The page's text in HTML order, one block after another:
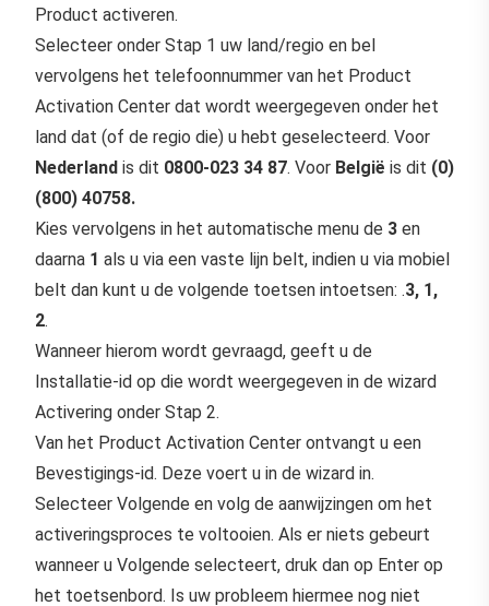
Product activeren.
Selecteer onder Stap 1 uw land/regio en bel
vervolgens het telefoonnummer van het Product
Activation Center dat wordt weergegeven onder het
land dat (of de regio die) u hebt geselecteerd. Voor
Nederland is dit 0800-023 34 87. Voor België is dit (0)
(800) 40758.
Kies vervolgens in het automatische menu de 3 en
daarna 1 als u via een vaste lijn belt, indien u via mobiel
belt dan kunt u de volgende toetsen intoetsen: .3, 1,
2.
Wanneer hierom wordt gevraagd, geeft u de
Installatie-id op die wordt weergegeven in de wizard
Activering onder Stap 2.
Van het Product Activation Center ontvangt u een
Bevestigings-id. Deze voert u in de wizard in.
Selecteer Volgende en volg de aanwijzingen om het
activeringsproces te voltooien. Als er niets gebeurt
wanneer u Volgende selecteert, druk dan op Enter op
het toetsenbord. Is uw probleem hiermee nog niet